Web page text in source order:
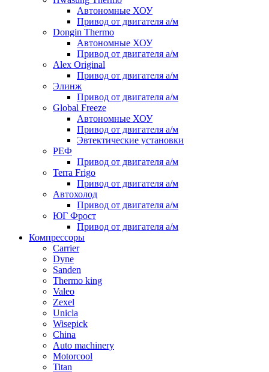
Автономные ХОУ
Привод от двигателя а/м
Dongin Thermo
Автономные ХОУ
Привод от двигателя а/м
Alex Original
Привод от двигателя а/м
Элинж
Привод от двигателя а/м
Global Freeze
Автономные ХОУ
Привод от двигателя а/м
Эвтектические установки
РЕФ
Привод от двигателя а/м
Terra Frigo
Привод от двигателя а/м
Автохолод
Привод от двигателя а/м
ЮГ Фрост
Привод от двигателя а/м
Компрессоры
Carrier
Dyne
Sanden
Thermo king
Valeo
Zexel
Unicla
Wisepick
China
Auto machinery
Motorcool
Titan